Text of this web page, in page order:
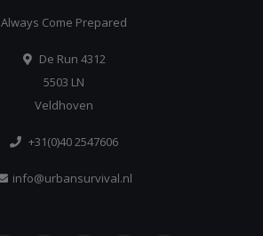
Always Come Prepared
De Run 4312
5503 LN
Veldhoven
+31(0)40 2547606
info@urbansurvival.nl